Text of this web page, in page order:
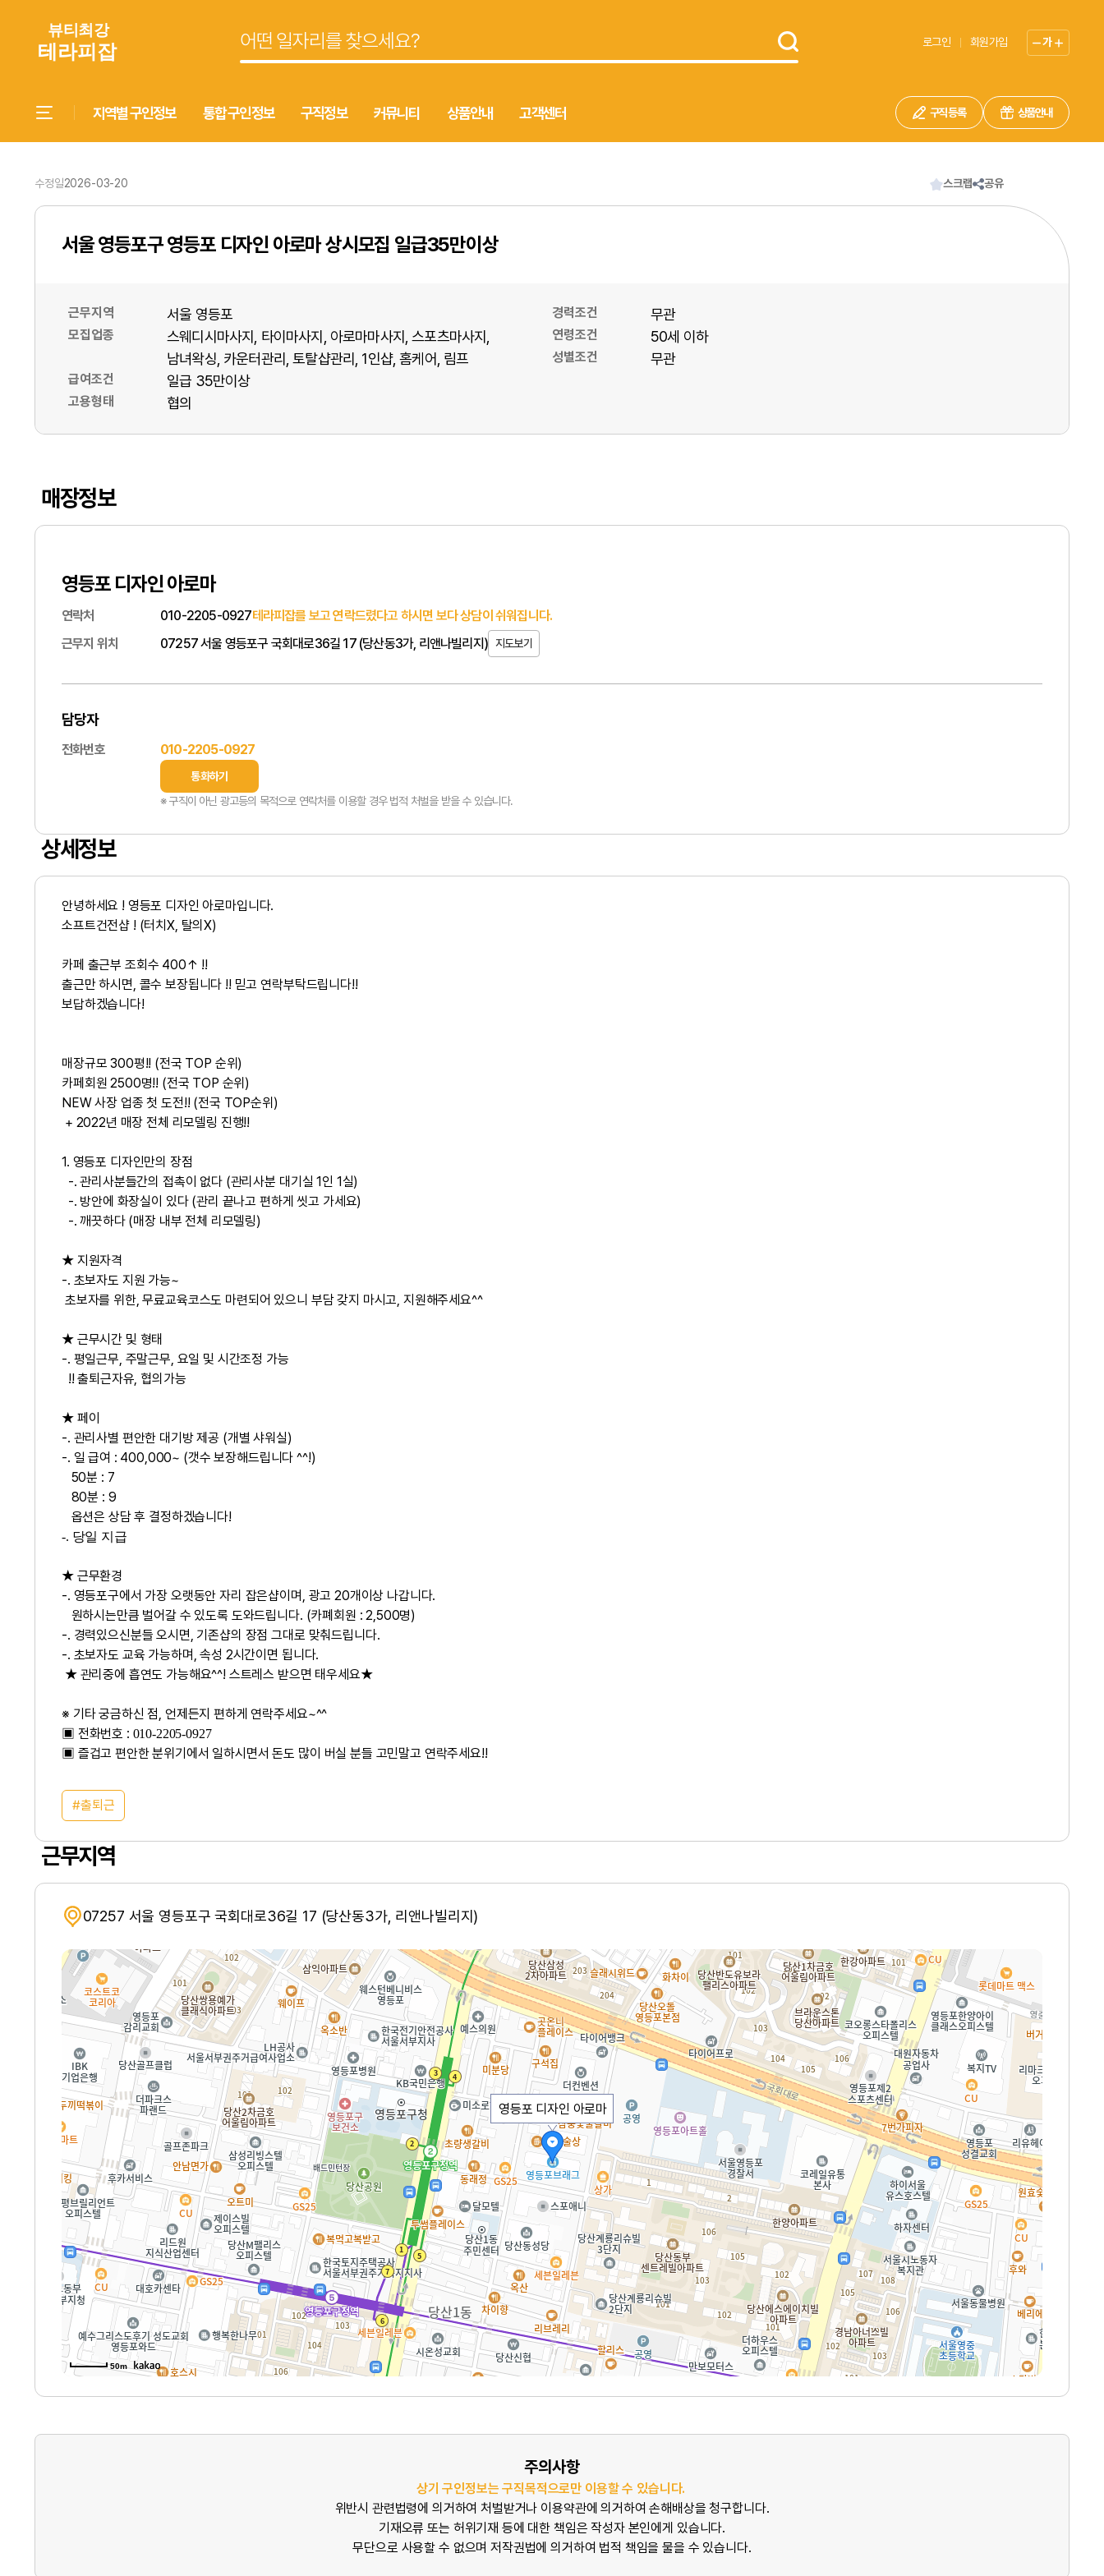
로그인 회원가입 가
지역별 구인정보 통합 구인정보 구직정보 커뮤니티 상품안내 고객센터 구직 등록 상품안내
수정일2026-03-20 스크랩 공유
서울 영등포구 영등포 디자인 아로마 상시모집 일급35만이상
근무지역 서울 영등포
모집업종 스웨디시마사지 타이마사지 아로마마사지 스포츠마사지
남녀왁싱 카운터관리 토탈샵관리 1인샵 홈케어 림프
급여조건 일급 35만이상
고용형태 협의
경력조건 무관
연령조건 50세 이하
성별조건 무관
매장정보
영등포 디자인 아로마
연락처 010-2205-0927테라피잡를 보고 연락드렸다고 하시면 보다 상담이 쉬워집니다.
근무지 위치
07257 서울 영등포구 국회대로36길 17 (당산동3가, 리앤나빌리지) 지도보기
담당자
전화번호 010-2205-0927
통화하기
※ 구직이 아닌 광고등의 목적으로 연락처를 이용할 경우 법적 처벌을 받을 수 있습니다.
상세정보
안녕하세요 ! 영등포 디자인 아로마입니다.
소프트건전샵 ! (터치X, 탈의X)
카페 출근부 조회수 400↑ !!
출근만 하시면, 콜수 보장됩니다 !! 믿고 연락부탁드립니다!!
보답하겠습니다!
매장규모 300평!! (전국 TOP 순위)
카페회원 2500명!! (전국 TOP 순위)
NEW 사장 업종 첫 도전!! (전국 TOP순위)
+ 2022년 매장 전체 리모델링 진행!!
1. 영등포 디자인만의 장점
-. 관리사분들간의 접촉이 없다 (관리사분 대기실 1인 1실)
-. 방안에 화장실이 있다 (관리 끝나고 편하게 씻고 가세요)
-. 깨끗하다 (매장 내부 전체 리모델링)
★ 지원자격
-. 초보자도 지원 가능~
초보자를 위한, 무료교육코스도 마련되어 있으니 부담 갖지 마시고, 지원해주세요^^
★ 근무시간 및 형태
-. 평일근무, 주말근무, 요일 및 시간조정 가능
!! 출퇴근자유, 협의가능
★ 페이
-. 관리사별 편안한 대기방 제공 (개별 샤워실)
-. 일 급여 : 400,000~ (갯수 보장해드립니다 ^^!)
50분 : 7
80분 : 9
옵션은 상담 후 결정하겠습니다!
-. 당일 지급
★ 근무환경
-. 영등포구에서 가장 오랫동안 자리 잡은샵이며, 광고 20개이상 나갑니다.
원하시는만큼 벌어갈 수 있도록 도와드립니다. (카폐회원 : 2,500명)
-. 경력있으신분들 오시면, 기존샵의 장점 그대로 맞춰드립니다.
-. 초보자도 교육 가능하며, 속성 2시간이면 됩니다.
★ 관리중에 흡연도 가능해요^^! 스트레스 받으면 태우세요★
※ 기타 궁금하신 점, 언제든지 편하게 연락주세요~^^
▣ 전화번호 : 010-2205-0927
▣ 즐겁고 편안한 분위기에서 일하시면서 돈도 많이 버실 분들 고민말고 연락주세요!!
출퇴근
근무지역
07257 서울 영등포구 국회대로36길 17 (당산동3가, 리앤나빌리지)
영등포 디자인 아로마
50m
주의사항
상기 구인정보는 구직목적으로만 이용할 수 있습니다.
위반시 관련법령에 의거하여 처벌받거나 이용약관에 의거하여 손해배상을 청구합니다.
기재오류 또는 허위기재 등에 대한 책임은 작성자 본인에게 있습니다.
무단으로 사용할 수 없으며 저작권법에 의거하여 법적 책임을 물을 수 있습니다.